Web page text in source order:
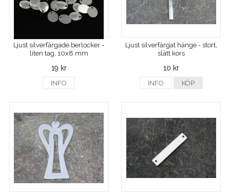
Ljust silverfärgade berlocker -
liten tag, 10x8 mm
19 kr
INFO
Ljust silverfärgat hänge - stort,
slätt kors
10 kr
INFO KÖP